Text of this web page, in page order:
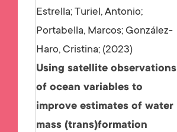
Estrella; Turiel, Antonio;
Portabella, Marcos; González-
Haro, Cristina; 2023
Using satellite observations
of ocean variables to
improve estimates of water
mass (trans)formation